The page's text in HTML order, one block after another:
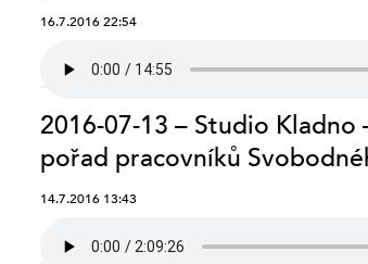
16.7.2016 22:54
2016-07-13 – Studio
pořad pracovníků
14.7.2016 13:43